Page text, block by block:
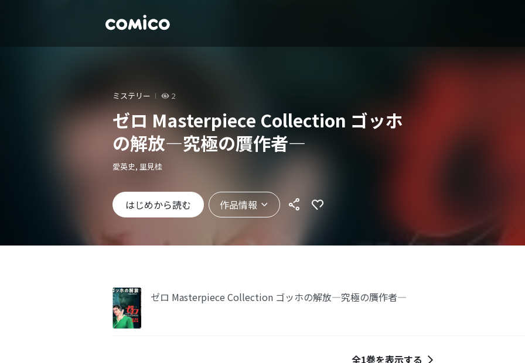
ミステリー 2
ゼロ Masterpiece Collection ゴッホ
の解放―究極の贋作者―
愛英史, 里見桂
はじめから読む 作品情報
ゼロ Masterpiece Collection ゴッホの解放―究極の贋作者―
全1巻を表示する